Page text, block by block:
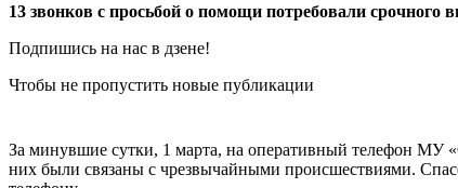
13 звонков с просьбой о помощи потребовали срочного
Подпишись на нас в дзене!
Чтобы не пропустить новые публикации
За минувшие сутки, 1 марта, на оперативный телефон МУ
них были связаны с чрезвычайными происшествиями.